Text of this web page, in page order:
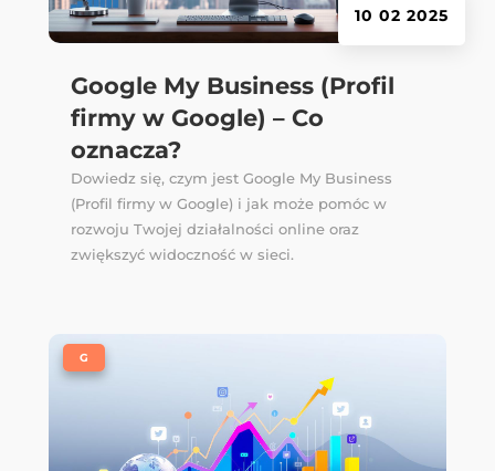
Google My Business (Profil
firmy w Google) – Co
oznacza?
10 02 2025
Dowiedz się, czym jest Google My Business
(Profil firmy w Google) i jak może pomóc w
rozwoju Twojej działalności online oraz
zwiększyć widoczność w sieci.
G